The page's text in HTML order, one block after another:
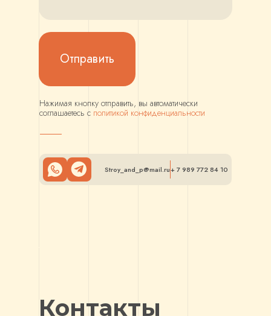
Нажимая кнопку отправить, вы автоматически
соглашаетесь с политикой конфиденциальности
Отправить
Stroy_and_p@mail.ru+ 7 989 772 84 10
Контакты